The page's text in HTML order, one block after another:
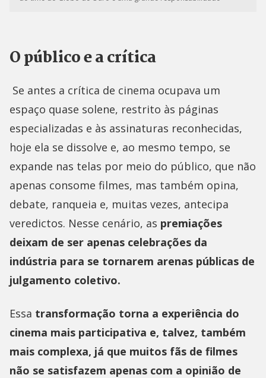
O público e a crítica
Se antes a crítica de cinema ocupava um
espaço quase solene, restrito às páginas
especializadas e às assinaturas reconhecidas,
hoje ela se dissolve e, ao mesmo tempo, se
expande nas telas por meio do público, que não
apenas consome filmes, mas também opina,
debate, ranqueia e, muitas vezes, antecipa
veredictos. Nesse cenário, as premiações
deixam de ser apenas celebrações da
indústria para se tornarem arenas públicas de
julgamento coletivo.
Essa transformação torna a experiência do
cinema mais participativa e, talvez, também
mais complexa, já que muitos fãs de filmes
não se satisfazem apenas com a opinião de